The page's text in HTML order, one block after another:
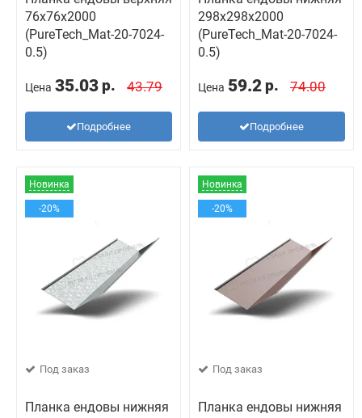
76х76х2000
(PureTech_Mat-20-7024-
0.5)
Цена 35.03 р. 43.79
Подробнее
298х298х2000
(PureTech_Mat-20-7024-
0.5)
Цена 59.2 р. 74.00
Подробнее
Новинка
-20%
Под заказ
Планка ендовы нижняя
Новинка
-20%
Под заказ
Планка ендовы нижняя